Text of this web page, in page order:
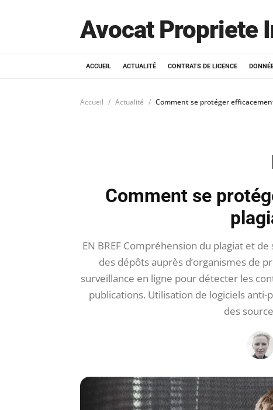
Avocat Propriete
ACCUEIL ACTUALITÉ CONTRATS DE LICENCE
Accueil Actualité Comment se protéger
Comment se
EN BREF Compréhension du plagiat et
des dépôts auprès d’organismes de
surveillance en ligne pour détecter les
publications. Utilisation de logiciels anti-
des